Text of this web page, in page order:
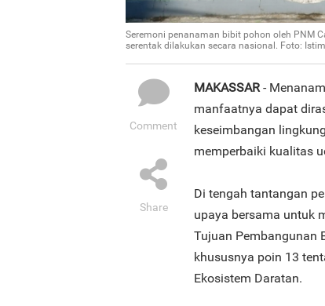
Seremoni penanaman bibit pohon oleh PNM
serentak dilakukan secara nasional. Foto:
Comment
Share
MAKASSAR-
manfaatnya dapat
keseimbangan
memperbaiki kualitas
Di tengah tantangan
upaya bersama untuk
Tujuan Pembangunan
khususnya poin 13
Ekosistem Daratan.